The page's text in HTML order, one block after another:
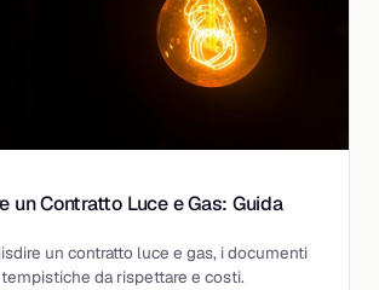
un Contratto Luce e Gas: Guida
un contratto luce e gas, i documenti
da rispettare e costi.